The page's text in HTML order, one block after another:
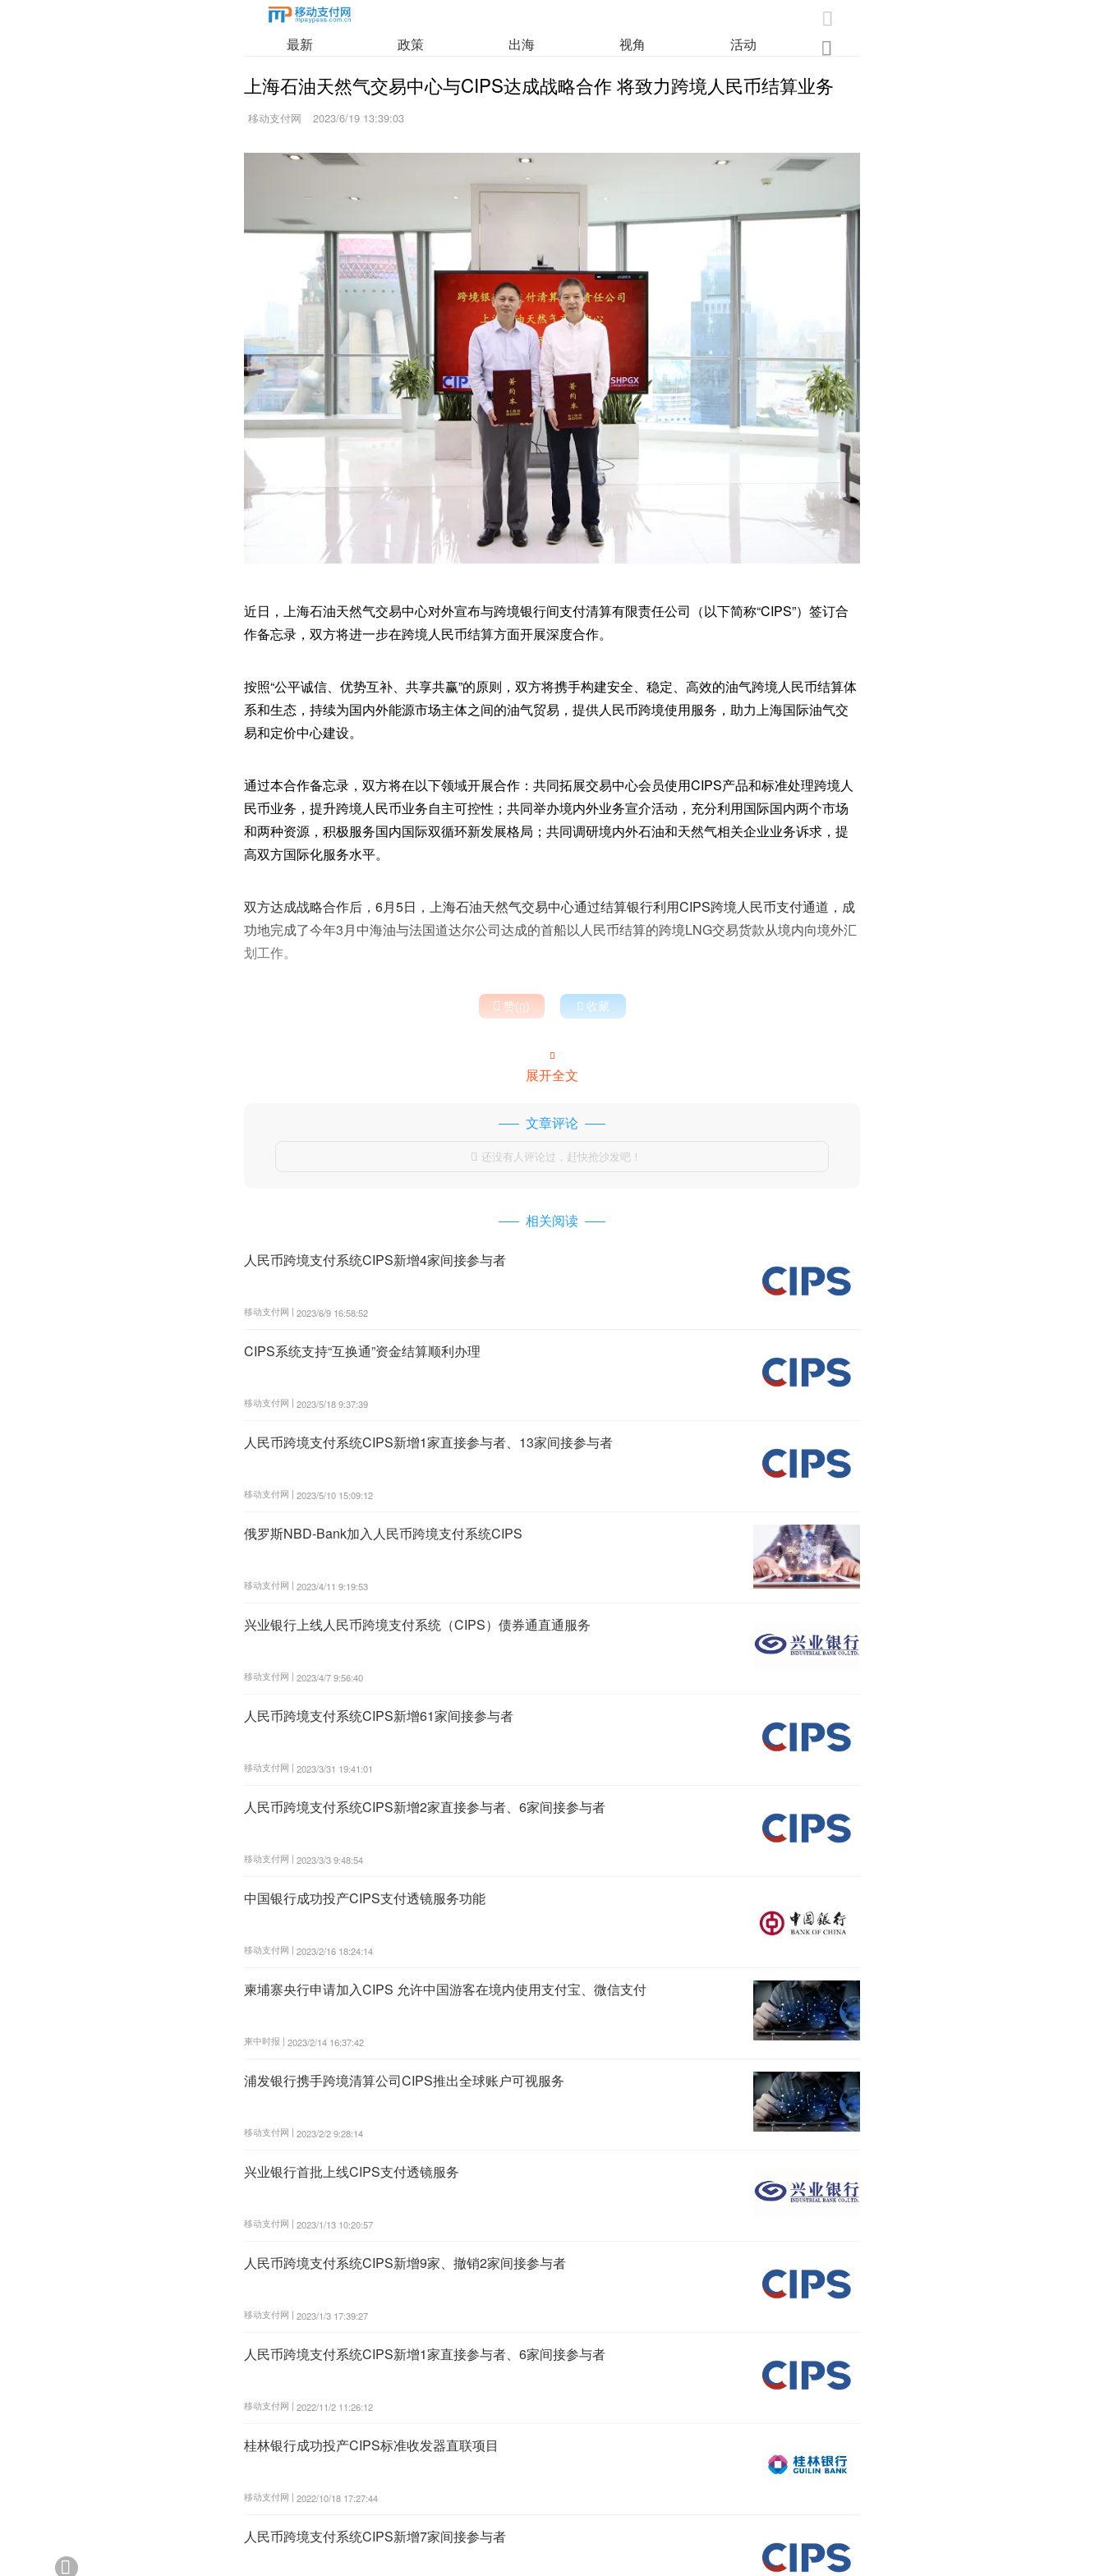

最新 政策 出海 视角 活动 
上海石油天然气交易中心与CIPS达成战略合作 将致力跨境人民币结算业务
移动支付网 2023/6/19 13:39:03
近日，上海石油天然气交易中心对外宣布与跨境银行间支付清算有限责任公司（以下简称“CIPS”）签订合
作备忘录，双方将进一步在跨境人民币结算方面开展深度合作。
按照“公平诚信、优势互补、共享共赢”的原则，双方将携手构建安全、稳定、高效的油气跨境人民币结算体
系和生态，持续为国内外能源市场主体之间的油气贸易，提供人民币跨境使用服务，助力上海国际油气交
易和定价中心建设。
通过本合作备忘录，双方将在以下领域开展合作：共同拓展交易中心会员使用CIPS产品和标准处理跨境人
民币业务，提升跨境人民币业务自主可控性；共同举办境内外业务宣介活动，充分利用国际国内两个市场
和两种资源，积极服务国内国际双循环新发展格局；共同调研境内外石油和天然气相关企业业务诉求，提
高双方国际化服务水平。
双方达成战略合作后，6月5日，上海石油天然气交易中心通过结算银行利用CIPS跨境人民币支付通道，成
功地完成了今年3月中海油与法国道达尔公司达成的首船以人民币结算的跨境LNG交易货款从境内向境外汇
划工作。
 赞()  收藏

展开全文
文章评论
 还没有人评论过，赶快抢沙发吧！
相关阅读
人民币跨境支付系统CIPS新增4家间接参与者
移动支付网 | 2023/6/9 16:58:52
CIPS系统支持“互换通”资金结算顺利办理
移动支付网 | 2023/5/18 9:37:39
人民币跨境支付系统CIPS新增1家直接参与者、13家间接参与者
移动支付网 | 2023/5/10 15:09:12
俄罗斯NBD-Bank加入人民币跨境支付系统CIPS
移动支付网 | 2023/4/11 9:19:53
兴业银行上线人民币跨境支付系统（CIPS）债券通直通服务
移动支付网 | 2023/4/7 9:56:40
人民币跨境支付系统CIPS新增61家间接参与者
移动支付网 | 2023/3/31 19:41:01
人民币跨境支付系统CIPS新增2家直接参与者、6家间接参与者
移动支付网 | 2023/3/3 9:48:54
中国银行成功投产CIPS支付透镜服务功能
移动支付网 | 2023/2/16 18:24:14
柬埔寨央行申请加入CIPS 允许中国游客在境内使用支付宝、微信支付
柬中时报 | 2023/2/14 16:37:42
浦发银行携手跨境清算公司CIPS推出全球账户可视服务
移动支付网 | 2023/2/2 9:28:14
兴业银行首批上线CIPS支付透镜服务
移动支付网 | 2023/1/13 10:20:57
人民币跨境支付系统CIPS新增9家、撤销2家间接参与者
移动支付网 | 2023/1/3 17:39:27
人民币跨境支付系统CIPS新增1家直接参与者、6家间接参与者
移动支付网 | 2022/11/2 11:26:12
桂林银行成功投产CIPS标准收发器直联项目
移动支付网 | 2022/10/18 17:27:44
人民币跨境支付系统CIPS新增7家间接参与者
